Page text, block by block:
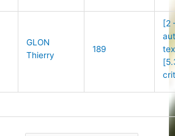
GLON
Thierry
189
[2